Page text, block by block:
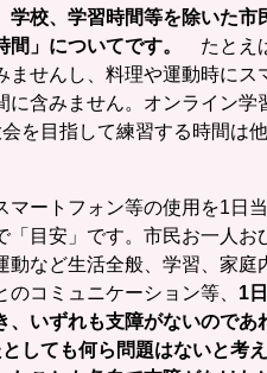
学校、学習時間等を除いた市
」についてです。
たとえ
ませんし、料理や運動時にス
に含みません。オンライン学
を目指して練習する時間は
マートフォン等の使用を1日
「目安」です。市民お一人お
動など生活全般、学習、家庭
のコミュニケーション等、 1
、いずれも支障がないのであ
しても何ら問題はないと考